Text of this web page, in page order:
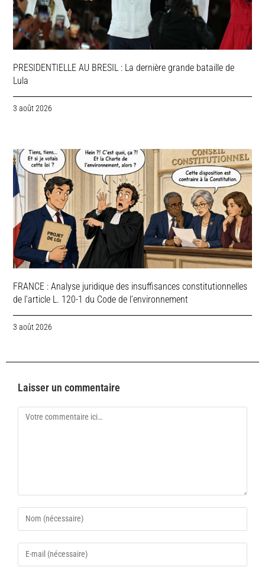
PRESIDENTIELLE AU BRESIL : La dernière grande bataille de
Lula
3 août 2026
FRANCE : Analyse juridique des insuffisances constitutionnelles
de l’article L. 120-1 du Code de l’environnement
3 août 2026
Laisser un commentaire